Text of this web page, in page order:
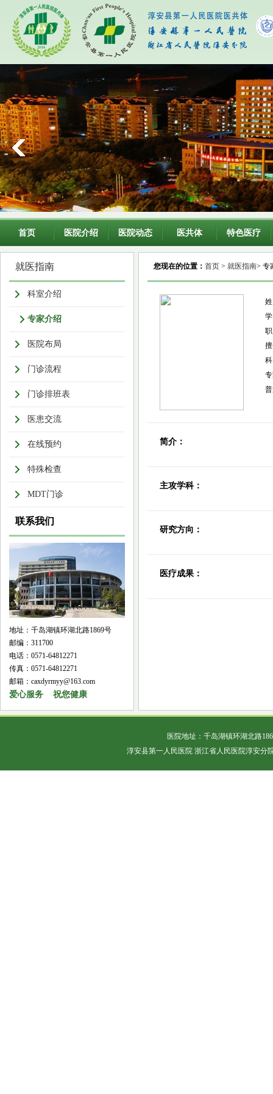
首页 医院介绍 医院动态 医共体 特色医疗
就医指南
科室介绍
专家介绍
医院布局
门诊流程
门诊排班表
医患交流
在线预约
特殊检查
MDT门诊
联系我们
地址：千岛湖镇环湖北路1869号
邮编：311700
电话：0571-64812271
传真：0571-64812271
邮箱：caxdyrmyy@163.com
爱心服务 祝您健康
您现在的位置： 首页 > 就医指南> 专
简介：
主攻学科：
研究方向：
医疗成果：
医院地址：千岛湖镇环湖北路
淳安县第一人民医院 浙江省人民医院淳安分